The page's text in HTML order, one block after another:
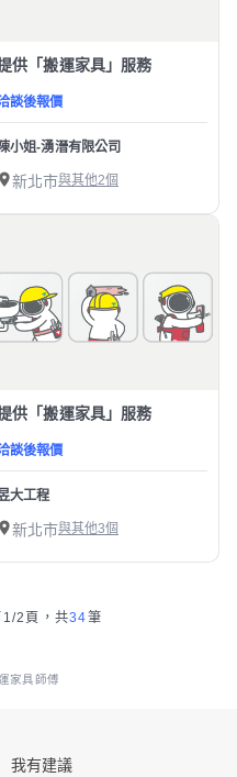
供「搬運家具」服務
談後報價
陳小姐-湧溍有限公司
新北市與其他2個
供「搬運家具」服務
談後報價
大工程
新北市與其他3個
2頁， 共34筆
家具師傅
我有建議